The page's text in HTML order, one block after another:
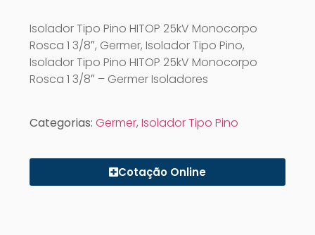
Isolador Tipo Pino HITOP 25kV Monocorpo
Rosca 1 3/8″, Germer, Isolador Tipo Pino,
Isolador Tipo Pino HITOP 25kV Monocorpo
Rosca 1 3/8″ – Germer Isoladores
Categorias: Germer, Isolador Tipo Pino
Cotação Online